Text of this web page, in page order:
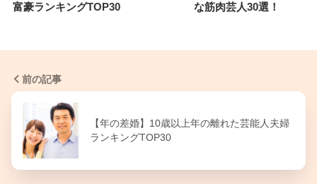
富豪ランキングTOP30
な筋肉芸人30選！
前の記事
【年の差婚】10歳以上年の離れた芸能人夫婦
ランキングTOP30